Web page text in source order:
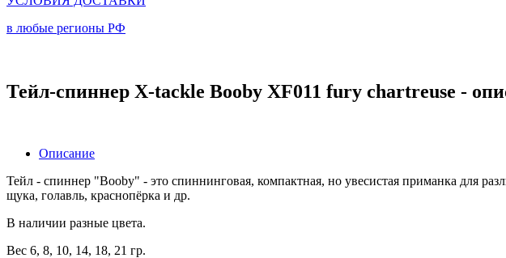
в любые регионы РФ
Тейл-спиннер X-tackle Booby XF011 fury chartreuse -
Описание
Тейл - спиннер "Booby" - это спиннинговая, компактная, но увесистая приманка для
щука, голавль, краснопёрка и др.
В наличии разные цвета.
Вес 6, 8, 10, 14, 18, 21 гр.